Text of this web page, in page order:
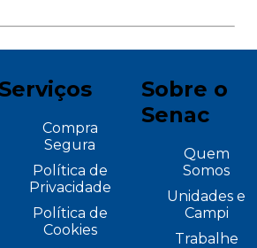
Serviços
Compra
Segura
Política de
Privacidade
Política de
Cookies
Sobre o
Senac
Quem
Somos
Unidades e
Campi
Trabalhe